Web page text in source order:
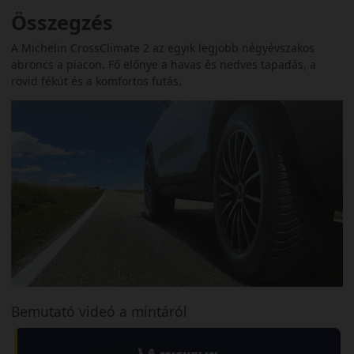
Összegzés
A Michelin CrossClimate 2 az egyik legjobb négyévszakos
abroncs a piacon. Fő előnye a havas és nedves tapadás, a
rövid fékút és a komfortos futás.
Bemutató videó a mintáról